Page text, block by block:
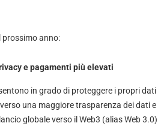
prossimo anno:
e pagamenti più elevati
in grado di proteggere i propri
una maggiore trasparenza dei dati
globale verso il Web3 (alias Web